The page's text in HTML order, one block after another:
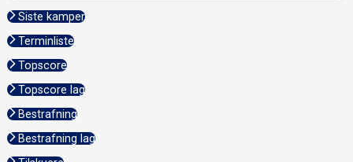
Siste kamper
Terminliste
Topscore
Topscore lag
Bestrafning
Bestrafning lag